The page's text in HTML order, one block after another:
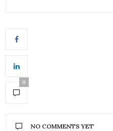
0
NO COMMENTS YET